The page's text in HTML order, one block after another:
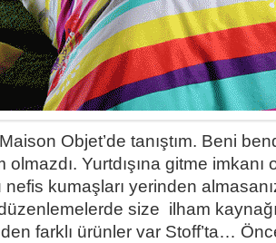
Objet’de tanıştım. Beni
Yurtdışına gitme imkanı
nefis kumaşları yerinden
size ilham
farklı ürünler var Stoff’ta…